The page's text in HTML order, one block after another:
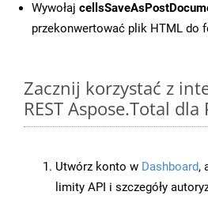
Wywołaj
przekonwertować plik HTML do
Zacznij korzystać z
REST Aspose.Total dla
Utwórz konto w Dashboard,
limity API i szczegóły